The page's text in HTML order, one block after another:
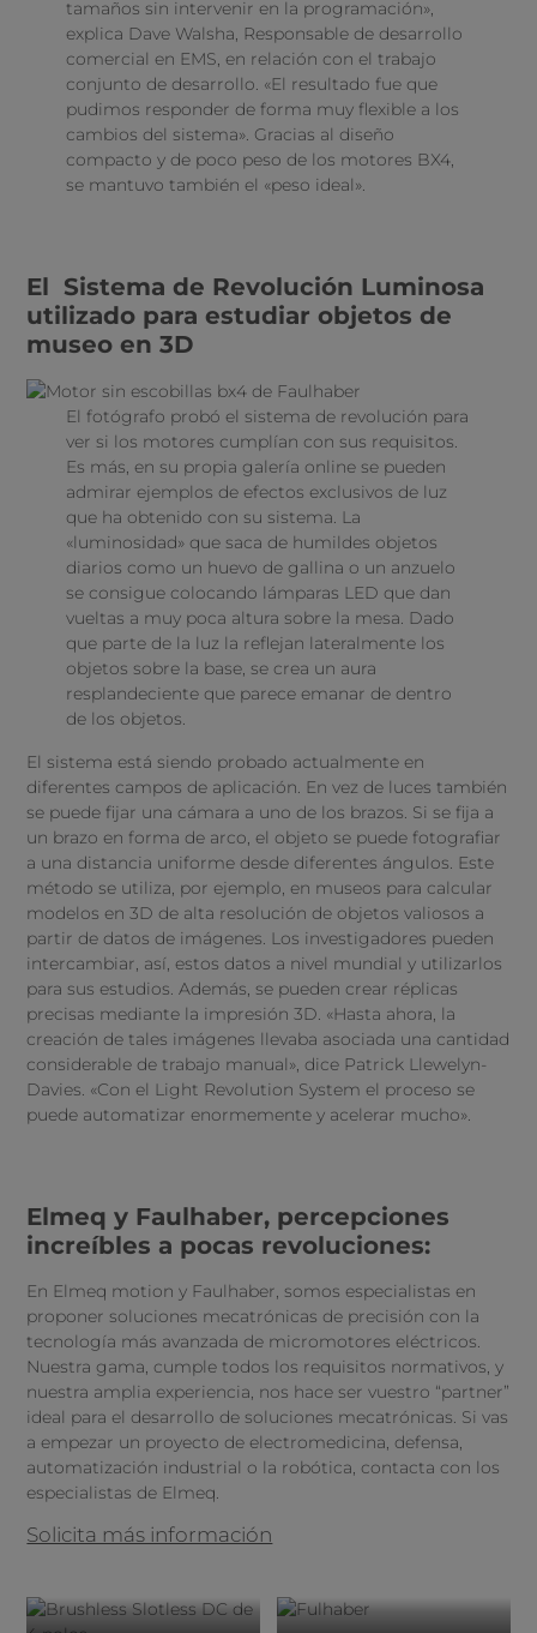
tamaños sin intervenir en la programación»,
explica Dave Walsha, Responsable de desarrollo
comercial en EMS, en relación con el trabajo
conjunto de desarrollo. «El resultado fue que
pudimos responder de forma muy flexible a los
cambios del sistema». Gracias al diseño
compacto y de poco peso de los motores BX4,
se mantuvo también el «peso ideal».
El Sistema de Revolución Luminosa
utilizado para estudiar objetos de
museo en 3D
El fotógrafo probó el sistema de revolución para
ver si los motores cumplían con sus requisitos.
Es más, en su propia galería online se pueden
admirar ejemplos de efectos exclusivos de luz
que ha obtenido con su sistema. La
«luminosidad» que saca de humildes objetos
diarios como un huevo de gallina o un anzuelo
se consigue colocando lámparas LED que dan
vueltas a muy poca altura sobre la mesa. Dado
que parte de la luz la reflejan lateralmente los
objetos sobre la base, se crea un aura
resplandeciente que parece emanar de dentro
de los objetos.
El sistema está siendo probado actualmente en
diferentes campos de aplicación. En vez de luces también
se puede fijar una cámara a uno de los brazos. Si se fija a
un brazo en forma de arco, el objeto se puede fotografiar
a una distancia uniforme desde diferentes ángulos. Este
método se utiliza, por ejemplo, en museos para calcular
modelos en 3D de alta resolución de objetos valiosos a
partir de datos de imágenes. Los investigadores pueden
intercambiar, así, estos datos a nivel mundial y utilizarlos
para sus estudios. Además, se pueden crear réplicas
precisas mediante la impresión 3D. «Hasta ahora, la
creación de tales imágenes llevaba asociada una cantidad
considerable de trabajo manual», dice Patrick Llewelyn-
Davies. «Con el Light Revolution System el proceso se
puede automatizar enormemente y acelerar mucho».
Elmeq y Faulhaber, percepciones
increíbles a pocas revoluciones:
En Elmeq motion y Faulhaber, somos especialistas en
proponer soluciones mecatrónicas de precisión con la
tecnología más avanzada de micromotores eléctricos.
Nuestra gama, cumple todos los requisitos normativos, y
nuestra amplia experiencia, nos hace ser vuestro “partner”
ideal para el desarrollo de soluciones mecatrónicas. Si vas
a empezar un proyecto de electromedicina, defensa,
automatización industrial o la robótica, contacta con los
especialistas de Elmeq.
Solicita más información